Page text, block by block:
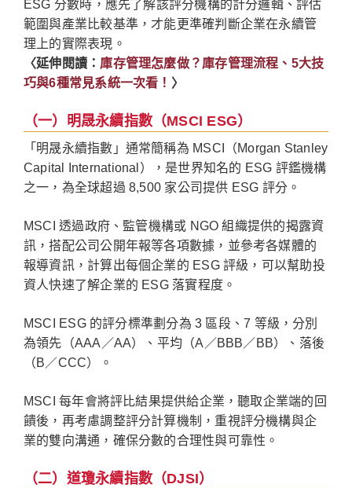
ESG 分數時，應先了解該評分機構的計分邏輯、評估
範圍與產業比較基準，才能更準確判斷企業在永續管
理上的實際表現。
〈延伸閱讀： 庫存管理怎麼做？庫存管理流程、5大技
巧與6種常見系統一次看！ 〉
（一）明晟永續指數（MSCI ESG）
「明晟永續指數」通常簡稱為 MSCI（Morgan Stanley
Capital International），是世界知名的 ESG 評鑑機構
之一，為全球超過 8,500 家公司提供 ESG 評分。
MSCI 透過政府、監管機構或 NGO 組織提供的揭露資
訊，搭配公司公開年報等各項數據，並參考各媒體的
報導資訊，計算出每個企業的 ESG 評級，可以幫助投
資人快速了解企業的 ESG 落實程度。
MSCI ESG 的評分標準劃分為 3 區段、7 等級，分別
為領先（AAA／AA）、平均（A／BBB／BB）、落後
（B／CCC）。
MSCI 每年會將評比結果提供給企業，聽取企業端的回
饋後，再考慮調整評分計算機制，重視評分機構與企
業的雙向溝通，確保分數的合理性與可靠性。
（二）道瓊永續指數（DJSI）